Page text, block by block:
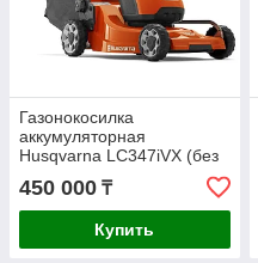
Газонокосилка
аккумуляторная
Husqvarna LC347iVX (без
АКБ и ЗУ) 9678623-01
450 000 ₸
Купить